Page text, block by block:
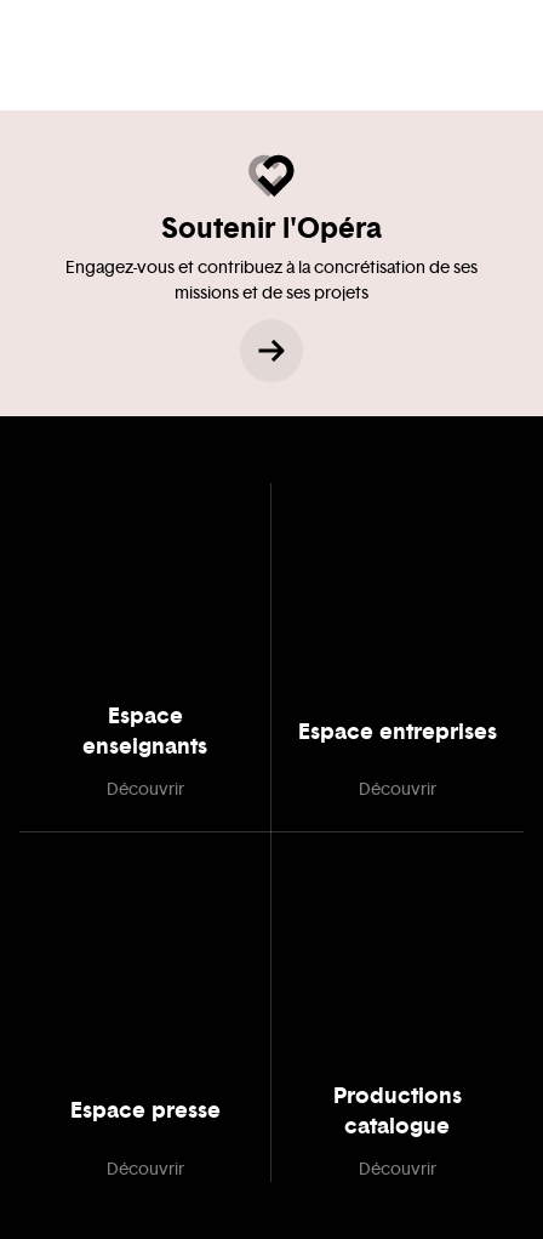
Soutenir l'Opéra
Engagez-vous et contribuez à la concrétisation de ses
missions et de ses projets
Espace
enseignants
Découvrir
Espace entreprises
Découvrir
Espace presse
Découvrir
Productions
catalogue
Découvrir